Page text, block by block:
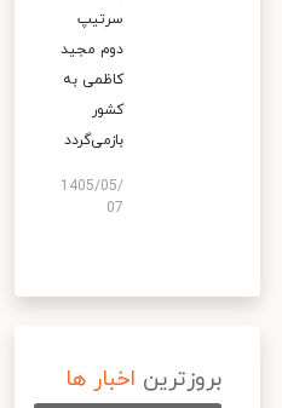
سرتیپ
دوم مجید
کاظمی به
کشور
بازمی‌گردد
1405/05/
07
بروزترین اخبار ها